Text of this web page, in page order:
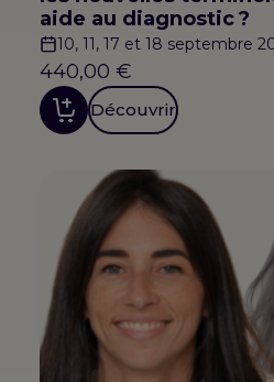
aide au diagnostic ?
10, 11, 17 et 18 septembre
440,00 €
Découvrir